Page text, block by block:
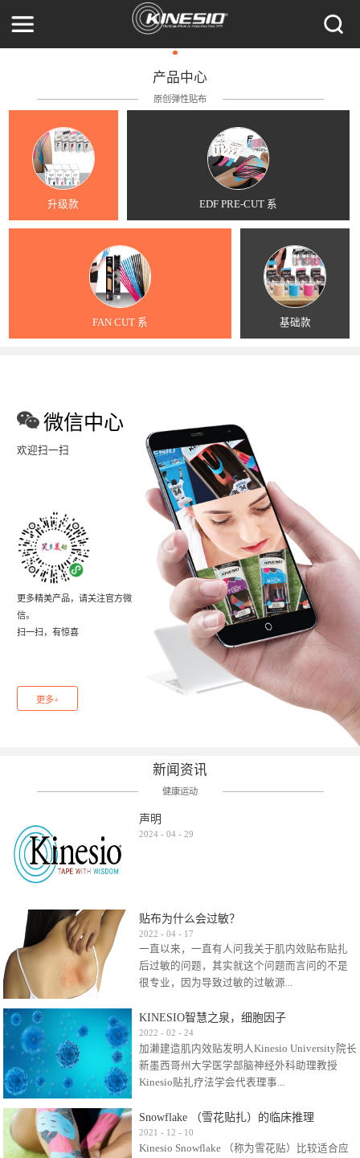
产品中心
原创弹性贴布
升级款 EDF PRE-CUT 系
FAN CUT 系 基础款
微信中心
欢迎扫一扫
更多精美产品，请关注官方微
信。
扫一扫，有惊喜
更多+
新闻资讯
健康运动
声明
2024 - 04 - 29
贴布为什么会过敏？
2022 - 04 - 17
一直以来，一直有人问我关于肌内效贴布贴扎
后过敏的问题，其实就这个问题而言问的不是
很专业，因为导致过敏的过敏源...
很多，比如试穿件衣服有时都会过敏，特定条
件下吃东西有时也会过敏，难道不吃不穿了？
其他品牌的在此我们不予评价，就KINESIO肌内
效贴布来说，40多年的研究开发制造肌内效贴
比如我本人，几乎天天接触KINESIO肌内效，无
论从皮肤适应性还是本人皮肤本身就不属于不
易过敏的那种，基本不会有过敏瘙痒的情况。
KINESIO智慧之泉，细胞因子
2022 - 02 - 24
加濑建造肌内效贴发明人Kinesio University院长
新墨西哥州大学医学部脑神经外科助理教授
Kinesio贴扎疗法学会代表理事...
Kinesio Taping Association International
（KTAI）名誉会长 身体具有免疫、疼痛、细胞
Snowflake （雪花贴扎）的临床推理
2021 - 12 - 10
Kinesio Snowflake （称为雪花贴）比较适合应